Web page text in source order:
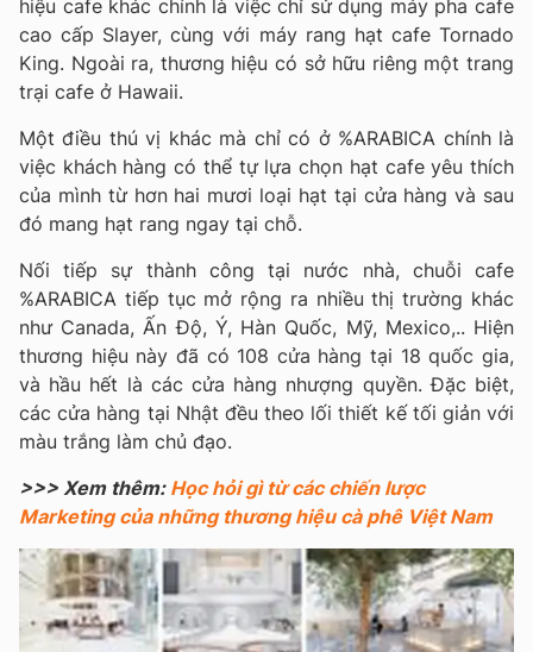
hiệu cafe khác chính là việc chỉ sử dụng máy pha cafe
cao cấp Slayer, cùng với máy rang hạt cafe Tornado
King. Ngoài ra, thương hiệu có sở hữu riêng một trang
trại cafe ở Hawaii.
Một điều thú vị khác mà chỉ có ở %ARABICA chính là
việc khách hàng có thể tự lựa chọn hạt cafe yêu thích
của mình từ hơn hai mươi loại hạt tại cửa hàng và sau
đó mang hạt rang ngay tại chỗ.
Nối tiếp sự thành công tại nước nhà, chuỗi cafe
%ARABICA tiếp tục mở rộng ra nhiều thị trường khác
như Canada, Ấn Độ, Ý, Hàn Quốc, Mỹ, Mexico,.. Hiện
thương hiệu này đã có 108 cửa hàng tại 18 quốc gia,
và hầu hết là các cửa hàng nhượng quyền. Đặc biệt,
các cửa hàng tại Nhật đều theo lối thiết kế tối giản với
màu trắng làm chủ đạo.
>>> Xem thêm: Học hỏi gì từ các chiến lược
Marketing của những thương hiệu cà phê Việt Nam